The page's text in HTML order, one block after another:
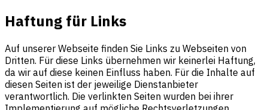
Haftung für Links
Auf unserer Webseite finden Sie Links zu Webseiten von
Dritten. Für diese Links übernehmen wir keinerlei Haftung,
da wir auf diese keinen Einfluss haben. Für die Inhalte auf
diesen Seiten ist der jeweilige Dienstanbieter
verantwortlich. Die verlinkten Seiten wurden bei ihrer